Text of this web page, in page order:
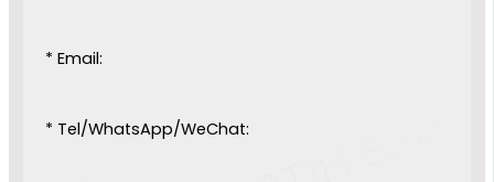
* Email:
* Tel/WhatsApp/WeChat: